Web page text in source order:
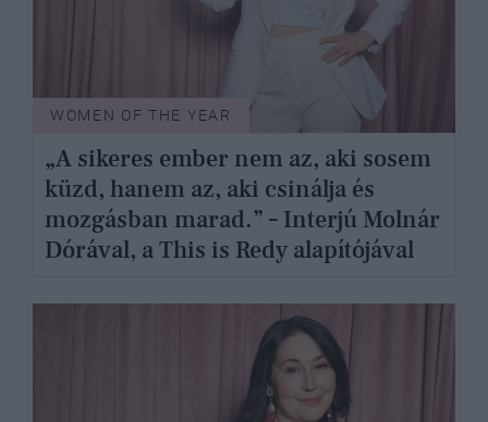
WOMEN OF THE YEAR
„A sikeres ember nem az, aki sosem
küzd, hanem az, aki csinálja és
mozgásban marad.” – Interjú Molnár
Dórával, a This is Redy alapítójával